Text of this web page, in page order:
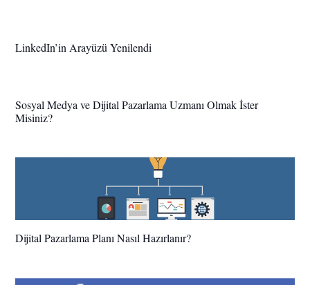
LinkedIn’in Arayüzü Yenilendi
Sosyal Medya ve Dijital Pazarlama Uzmanı Olmak İster
Misiniz?
Dijital Pazarlama Planı Nasıl Hazırlanır?